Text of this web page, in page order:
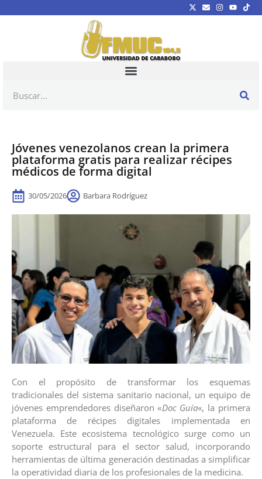
Jóvenes venezolanos crean la primera
plataforma gratis para realizar récipes
médicos de forma digital
30/05/2026 Barbara Rodríguez
Con el propósito de transformar los esquemas
tradicionales del sistema sanitario nacional, un equipo de
jóvenes emprendedores diseñaron «Doc Guía«, la primera
plataforma de récipes digitales implementada en
Venezuela. Este ecosistema tecnológico surge como un
soporte estructural para el sector salud, incorporando
herramientas de última generación destinadas a simplificar
la operatividad diaria de los profesionales de la medicina.